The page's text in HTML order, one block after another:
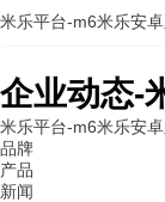
企业动态-
米乐平台-m6米乐安
品牌
产品
新闻
米乐平台-m6米乐安